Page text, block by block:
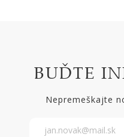
BUĎTE
Nepremeškajte